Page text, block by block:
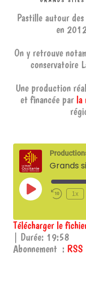
Pastille autour
en
On y retrouve
conservatoire
Une production
et financée par la
Grands
Play
Episode
1x
RSS
SHARE
Télécharger le
Durée: 19:58
Abonnement : RSS